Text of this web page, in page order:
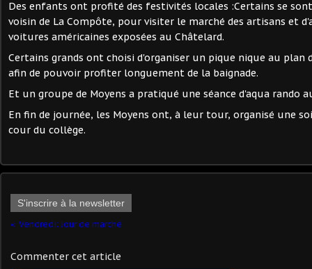
Des enfants ont profité des festivités locales :Certains se
voisin de La Compôte, pour visiter le marché des artisans et
voitures américaines exposées au Châtelard.
Certains grands ont choisi d'organiser un pique nique au plan
afin de pouvoir profiter longuement de la baignade.
Et un groupe de Moyens a pratiqué une séance d'aqua rando
En fin de journée, les Moyens ont, à leur tour, organisé une
cour du collège.
S'inscrire à la newsletter
Vendredi: Jour de marché
Commenter cet article